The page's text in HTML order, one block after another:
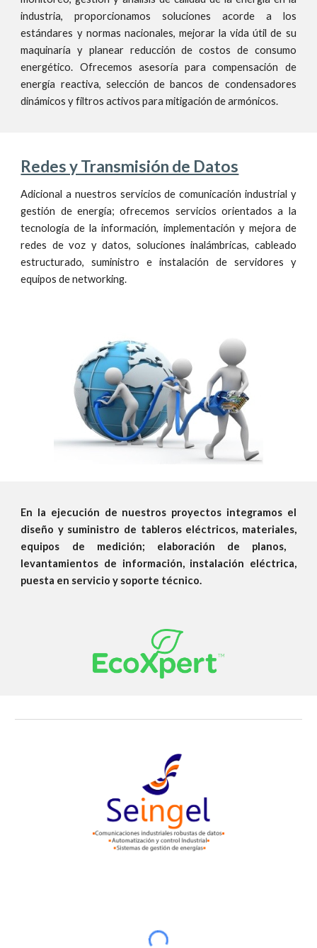
industria, proporcionamos soluciones acorde a los
estándares y normas nacionales, mejorarla vida útil de su
maquinaría y planear reducción de costos de consumo
energético. Ofrecemos asesoría para compensación de
energía reactiva, selección de bancos de condensadores
dinámicos y filtrosactivospara mitigación de armónicos.
Redes y Transmisión de Datos
Adicional a nuestros servicios de comunicación industrial y
gestión de energía; ofrecemos servicios orientados a la
tecnología de la información, implementación y mejora de
redes de voz y datos, soluciones inalámbricas, cableado
estructurado, suministro e instalación de servidores y
equipos de networking.
En la ejecución de nuestros proyectos integramos el
diseño y suministro de tableros eléctricos, materiales,
equipos de medición; elaboración de planos,
levantamientos de información, instalación eléctrica,
puesta en servicio y soporte técnico.